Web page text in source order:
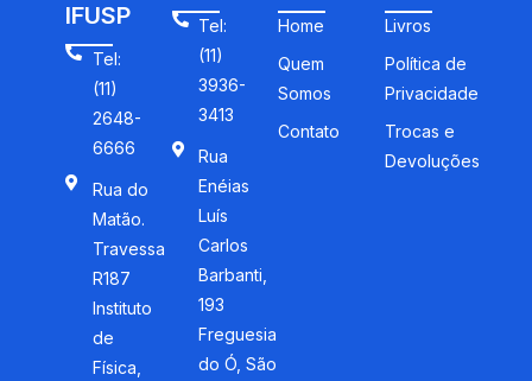
IFUSP
Tel:
(11)
2648-
6666
Rua do
Matão.
Travessa
R187
Instituto
de
Física,
Tel:
(11)
3936-
3413
Rua
Enéias
Luís
Carlos
Barbanti,
193
Freguesia
do Ó, São
Home
Quem
Somos
Contato
Livros
Política de
Privacidade
Trocas e
Devoluções